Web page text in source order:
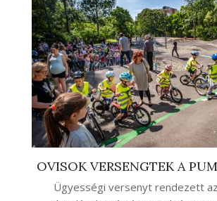
OVISOK VERSENGTEK A
Ügyességi versenyt rendezett